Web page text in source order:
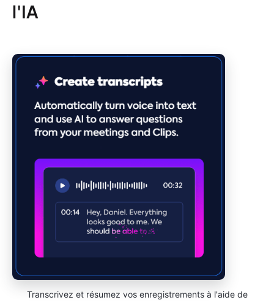
l'IA
Transcrivez et résumez vos enregistrements à l'aide de